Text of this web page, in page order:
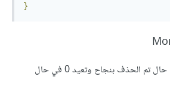
}
تعيد الشيفرة التالية 1 في حال تم الحذف بنجاح وتعيد 0 في حال